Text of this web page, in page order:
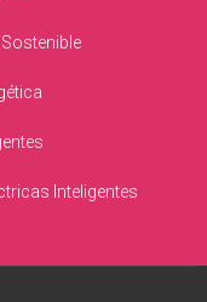
Inteligentes